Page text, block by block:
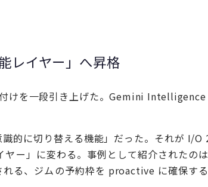
レイヤー」へ昇格
けを一段引き上げた。Gemini Intelligence
的に切り替える機能」だった。それが I/O
ー」に変わる。事例として紹介されたの
れる、ジムの予約枠を proactive に確保す